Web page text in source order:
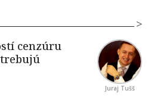
Juraj Tušš